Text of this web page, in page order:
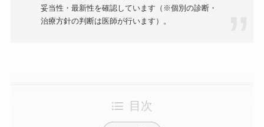
妥当性・最新性を確認しています（※個別の診断・
治療方針の判断は医師が行います）。
目次